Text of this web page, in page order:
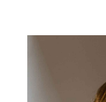
COLLEZIONE BOTTICELLI